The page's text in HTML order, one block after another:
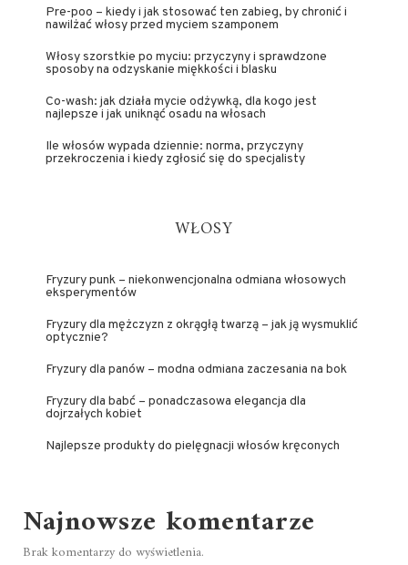
Pre-poo – kiedy i jak stosować ten zabieg, by chronić i
nawilżać włosy przed myciem szamponem
Włosy szorstkie po myciu: przyczyny i sprawdzone
sposoby na odzyskanie miękkości i blasku
Co-wash: jak działa mycie odżywką, dla kogo jest
najlepsze i jak uniknąć osadu na włosach
Ile włosów wypada dziennie: norma, przyczyny
przekroczenia i kiedy zgłosić się do specjalisty
WŁOSY
Fryzury punk – niekonwencjonalna odmiana włosowych
eksperymentów
Fryzury dla mężczyzn z okrągłą twarzą – jak ją wysmuklić
optycznie?
Fryzury dla panów – modna odmiana zaczesania na bok
Fryzury dla babć – ponadczasowa elegancja dla
dojrzałych kobiet
Najlepsze produkty do pielęgnacji włosów kręconych
Najnowsze komentarze
Brak komentarzy do wyświetlenia.